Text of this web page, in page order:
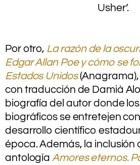
Usher’.
Por otro, La razón de la
Edgar Allan Poe y cómo se
Estados Unidos(Anagrama),
con traducción de Damià
biografía del autor donde
biográficos se entretejen
desarrollo científico
época. Además, la inclusión
antología Amores eternos.